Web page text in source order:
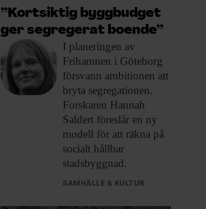
”Kortsiktig byggbudget
ger segregerat boende”
I planeringen av
Frihamnen i Göteborg
försvann ambitionen att
bryta segregationen.
Forskaren Hannah
Saldert föreslår en ny
modell för att räkna på
socialt hållbar
stadsbyggnad.
SAMHÄLLE & KULTUR